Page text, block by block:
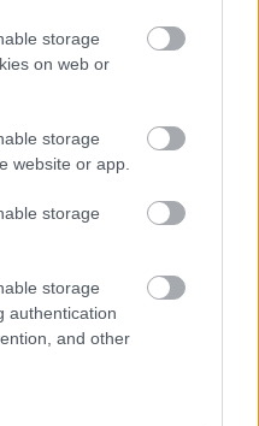
storage
on web or
storage
website or app.
storage
storage
authentication
and other
φυσιολογικές